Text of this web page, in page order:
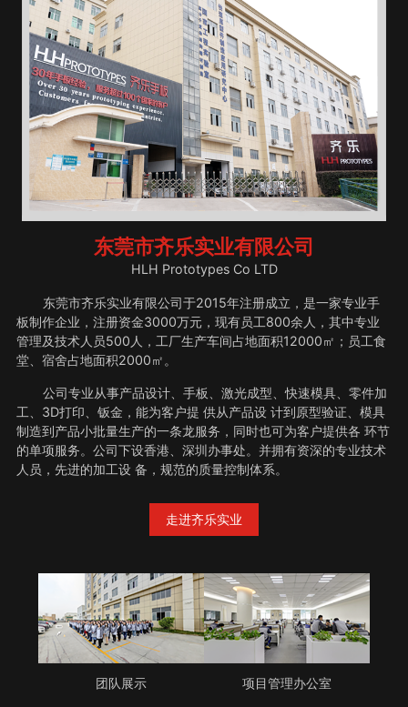
东莞市齐乐实业有限公司
HLH Prototypes Co LTD
东莞市齐乐实业有限公司于2015年注册成立，是一家专业手
板制作企业，注册资金3000万元，现有员工800余人，其中专业
管理及技术人员500人，工厂生产车间占地面积12000㎡；员工食
堂、宿舍占地面积2000㎡。
公司专业从事产品设计、手板、激光成型、快速模具、零件加
工、3D打印、钣金，能为客户提 供从产品设 计到原型验证、模具
制造到产品小批量生产的一条龙服务，同时也可为客户提供各 环节
的单项服务。公司下设香港、深圳办事处。并拥有资深的专业技术
人员，先进的加工设 备，规范的质量控制体系。
走进齐乐实业
团队展示 项目管理办公室